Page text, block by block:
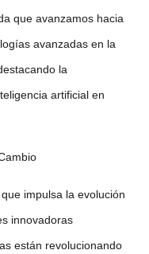
que avanzamos hacia
avanzadasen la
la
artificialen
impulsa la evolución
innovadoras
están revolucionando